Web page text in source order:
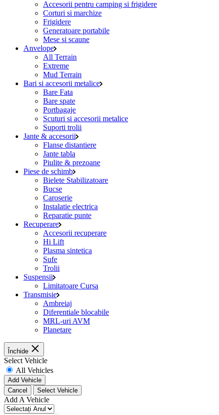
Accesorii pentru camping si frigidere
Corturi si marchize
Frigidere
Generatoare portabile
Mese si scaune
Anvelope
All Terrain
Extreme
Mud Terrain
Bari si accesorii metalice
Bare Fata
Bare spate
Portbagaje
Scuturi si accesorii metalice
Suporti trolii
Jante & accesorii
Flanse distantiere
Jante tabla
Piulite & prezoane
Piese de schimb
Bielete Stabilizatoare
Bucse
Caroserie
Instalatie electrica
Reparatie punte
Recuperare
Accesorii recuperare
Hi Lift
Plasma sintetica
Sufe
Trolii
Suspensii
Limitatoare Cursa
Transmisie
Ambreiaj
Diferentiale blocabile
MRL-uri AVM
Planetare
Închide
Select Vehicle
All Vehicles
Add Vehicle
Cancel
Select Vehicle
Add A Vehicle